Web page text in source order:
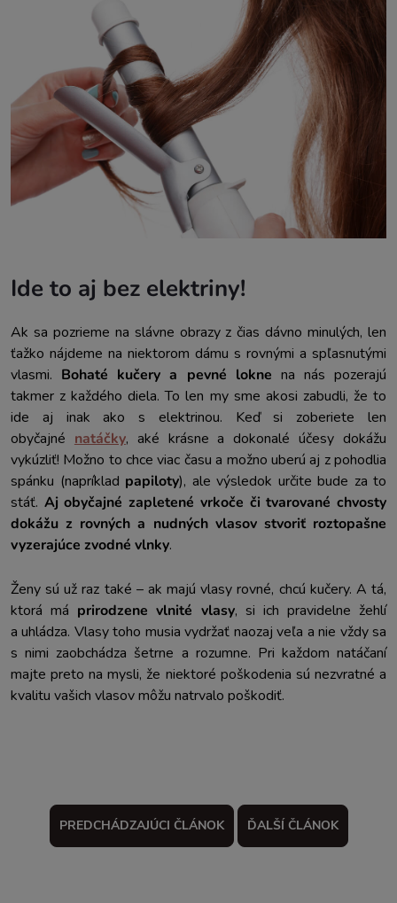
Ide to aj bez elektriny!
Ak sa pozrieme na slávne obrazy z čias dávno minulých, len
ťažko nájdeme na niektorom dámu s rovnými a spľasnutými
vlasmi. Bohaté kučery a pevné lokne na nás pozerajú
takmer z každého diela. To len my sme akosi zabudli, že to
ide aj inak ako s elektrinou. Keď si zoberiete len
obyčajné natáčky, aké krásne a dokonalé účesy dokážu
vykúzliť! Možno to chce viac času a možno uberú aj z pohodlia
spánku (napríklad papiloty), ale výsledok určite bude za to
stáť. Aj obyčajné zapletené vrkoče či tvarované chvosty
dokážu z rovných a nudných vlasov stvoriť roztopašne
vyzerajúce zvodné vlnky.
Ženy sú už raz také – ak majú vlasy rovné, chcú kučery. A tá,
ktorá má prirodzene vlnité vlasy, si ich pravidelne žehlí
a uhládza. Vlasy toho musia vydržať naozaj veľa a nie vždy sa
s nimi zaobchádza šetrne a rozumne. Pri každom natáčaní
majte preto na mysli, že niektoré poškodenia sú nezvratné a
kvalitu vašich vlasov môžu natrvalo poškodiť.
PREDCHÁDZAJÚCI ČLÁNOK ĎALŠÍ ČLÁNOK